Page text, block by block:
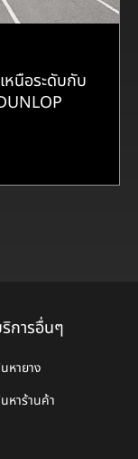
หนือระดับกับ
การอื่นๆ
หายาง
หาร้านค้า